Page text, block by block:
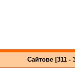
Сайтове [311 -